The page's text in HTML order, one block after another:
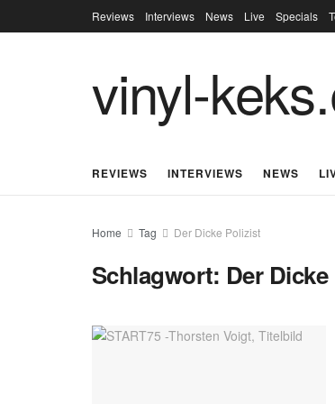
Reviews Interviews News Live Specials
vinyl-
REVIEWS INTERVIEWS NEWS
Home Tag Der Dicke Polizist
Schlagwort: Der